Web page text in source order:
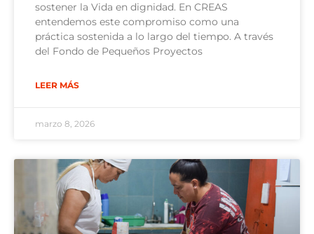
sostener la Vida en dignidad. En CREAS
entendemos este compromiso como una
práctica sostenida a lo largo del tiempo. A través
del Fondo de Pequeños Proyectos
LEER MÁS
marzo 8, 2026